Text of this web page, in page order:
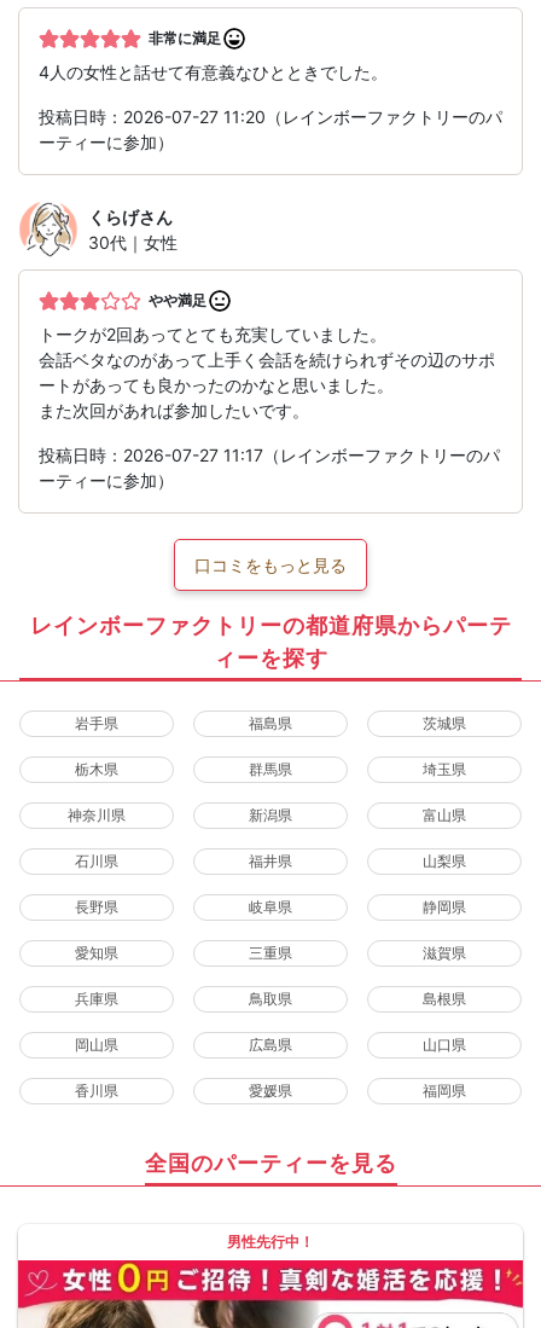
非常に満足
4人の女性と話せて有意義なひとときでした。
投稿日時：2026-07-27 11:20（レインボーファクトリーのパ
ーティーに参加）
くらげさん
30代｜女性
やや満足
トークが2回あってとても充実していました。
会話ベタなのがあって上手く会話を続けられずその辺のサポ
ートがあっても良かったのかなと思いました。
また次回があれば参加したいです。
投稿日時：2026-07-27 11:17（レインボーファクトリーのパ
ーティーに参加）
口コミをもっと見る
レインボーファクトリーの都道府県からパーテ
ィーを探す
岩手県 福島県 茨城県
栃木県 群馬県 埼玉県
神奈川県 新潟県 富山県
石川県 福井県 山梨県
長野県 岐阜県 静岡県
愛知県 三重県 滋賀県
兵庫県 鳥取県 島根県
岡山県 広島県 山口県
香川県 愛媛県 福岡県
全国のパーティーを見る
男性先行中！